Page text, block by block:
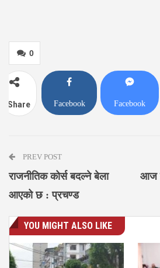
0
Share Facebook Facebook
PREV POST
राजनीतिक कोर्स बदल्ने बेला
आएको छ : प्रचण्ड
आज
YOU MIGHT ALSO LIKE